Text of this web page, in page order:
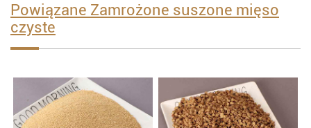
Powiązane Zamrożone suszone mięso
czyste